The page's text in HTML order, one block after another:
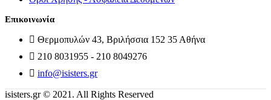
Επικοινωνία
Θερμοπυλών 43, Βριλήσσια 152 35 Αθήνα
210 8031955 - 210 8049276
info@isisters.gr
isisters.gr © 2021. All Rights Reserved